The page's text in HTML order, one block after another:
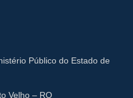
Público do Estado de
Velho – RO